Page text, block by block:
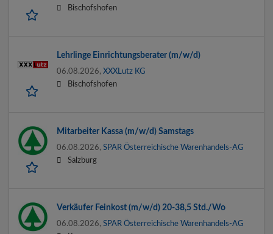
Bischofshofen
Lehrlinge Einrichtungsberater (m/w/d)
06.08.2026, XXXLutz KG
Bischofshofen
Mitarbeiter Kassa (m/w/d) Samstags
06.08.2026, SPAR Österreichische Warenhandels-AG
Salzburg
Verkäufer Feinkost (m/w/d) 20-38,5 Std./Wo
06.08.2026, SPAR Österreichische Warenhandels-AG